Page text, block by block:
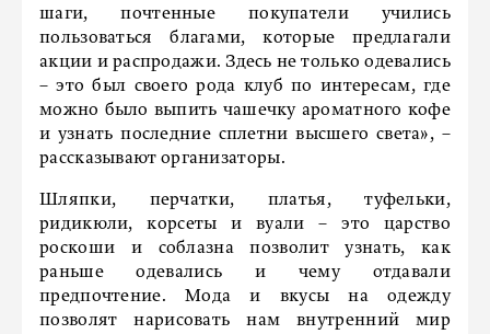
шаги, почтенные покупатели учились
пользоваться благами, которые предлагали
акции и распродажи. Здесь не только одевались
– это был своего рода клуб по интересам, где
можно было выпить чашечку ароматного кофе
и узнать последние сплетни высшего света», –
рассказывают организаторы.
Шляпки, перчатки, платья, туфельки,
ридикюли, корсеты и вуали – это царство
роскоши и соблазна позволит узнать, как
раньше одевались и чему отдавали
предпочтение. Мода и вкусы на одежду
позволят нарисовать нам внутренний мир